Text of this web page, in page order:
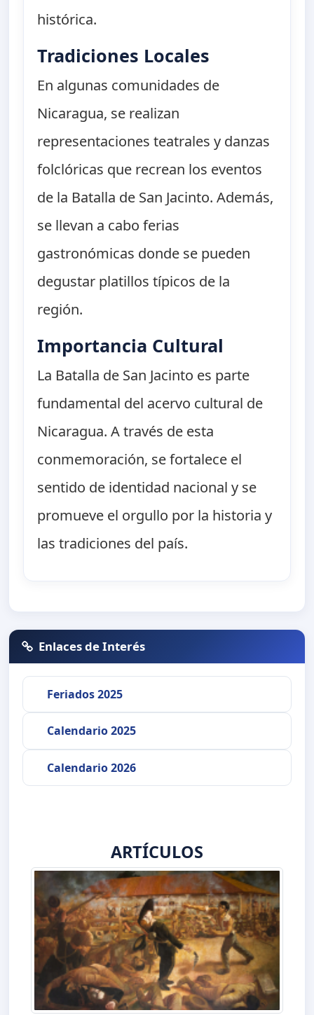
histórica.
Tradiciones Locales
En algunas comunidades de
Nicaragua, se realizan
representaciones teatrales y danzas
folclóricas que recrean los eventos
de la Batalla de San Jacinto. Además,
se llevan a cabo ferias
gastronómicas donde se pueden
degustar platillos típicos de la
región.
Importancia Cultural
La Batalla de San Jacinto es parte
fundamental del acervo cultural de
Nicaragua. A través de esta
conmemoración, se fortalece el
sentido de identidad nacional y se
promueve el orgullo por la historia y
las tradiciones del país.
Enlaces de Interés
Feriados 2025
Calendario 2025
Calendario 2026
ARTÍCULOS